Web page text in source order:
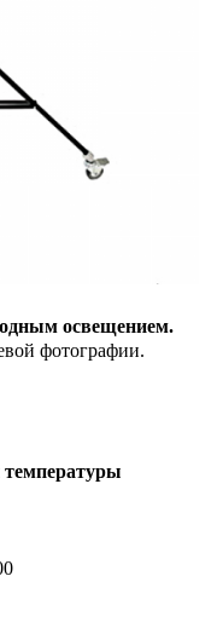
освещением.
фотографии.
температуры